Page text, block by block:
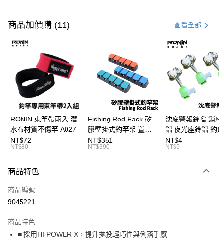
信用卡一次付款
信用卡分期付款
3 期 0 利率 每期 21家銀行
合作金庫商業銀行
第一商業銀行
華南商業銀行
彰化商業銀行
上海商業儲蓄銀行
台北富邦商業銀行
國泰世華商業銀行
兆豐國際商業銀行
臺灣中小企業銀行
台中商業銀行
匯豐（台灣）商業銀行
華泰商業銀行
聯邦商業銀行
遠東國際商業銀行
元大商業銀行
台灣樂天信用卡公司
Apple Pay
街口支付
大哥付你分期
相關說明
2.付款方式選擇「大哥付你分期」，訂單成立後會自動跳轉到大哥付的交易
成交易。
4.訂單成立30分鐘內，如未前往確認交易或遇審核未通過，訂單將自動取
法說明評估內容。
【繳款方式說明】
相關說明
AFTEE先享後付是「在收到商品之後才付款」的支付方式。 讓您購物簡單
便利好安心！
２．便利：只要手機號碼，簡訊認證，即可結帳。
ATM付款
運送方式
商品加價購 (11) 查看全部
RONIN 束竿帶兩入 潛
水布材質不傷竿 A027
NT$72
NT$80
Fishing Rod Rack 矽
膠壁掛式釣竿架 置竿
架 壁鎖式竿架 釣竿展
示架 T1086
NT$351
NT$390
沈底警報鈴噹 鎖
鐺 夜光座鈴鐺 釣
鐺 沉底鈴鐺 1入 可插
Ø4.5x37mm夜光
NT$4
NT$5
商品特色
商品編號
9045221
商品特色
■ 採用HI-POWER X，提升拋投輕巧性與俐落手感